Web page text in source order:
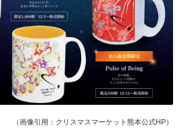
（画像引用：クリスマスマーケット熊本公式HP）